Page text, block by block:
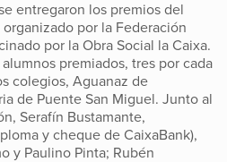
entregaron los premios del
por la Federación
por la Obra Social la Caixa.
premiados, tres por cada
colegios, Aguanaz de
de Puente San Miguel. Junto al
Serafín Bustamante,
y cheque de CaixaBank),
y Paulino Pinta; Rubén